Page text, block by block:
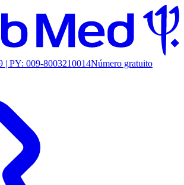
| PY: 009-8003210014Número gratuito